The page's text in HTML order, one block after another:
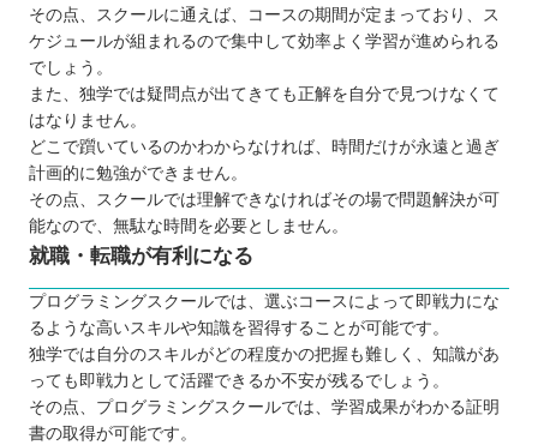
その点、スクールに通えば、コースの期間が定まっており、ス
ケジュールが組まれるので集中して効率よく学習が進められる
でしょう。
また、独学では疑問点が出てきても正解を自分で見つけなくて
はなりません。
どこで躓いているのかわからなければ、時間だけが永遠と過ぎ
計画的に勉強ができません。
その点、スクールでは理解できなければその場で問題解決が可
能なので、無駄な時間を必要としません。
就職・転職が有利になる
プログラミングスクールでは、選ぶコースによって即戦力にな
るような高いスキルや知識を習得することが可能です。
独学では自分のスキルがどの程度かの把握も難しく、知識があ
っても即戦力として活躍できるか不安が残るでしょう。
その点、プログラミングスクールでは、学習成果がわかる証明
書の取得が可能です。